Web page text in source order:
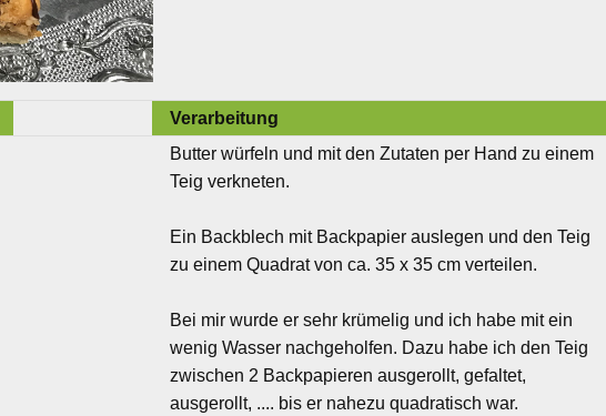
Verarbeitung
Butter würfeln und mit den Zutaten per Hand zu einem
Teig verkneten.
Ein Backblech mit Backpapier auslegen und den Teig
zu einem Quadrat von ca. 35 x 35 cm verteilen.
Bei mir wurde er sehr krümelig und ich habe mit ein
wenig Wasser nachgeholfen. Dazu habe ich den Teig
zwischen 2 Backpapieren ausgerollt, gefaltet,
ausgerollt, .... bis er nahezu quadratisch war.